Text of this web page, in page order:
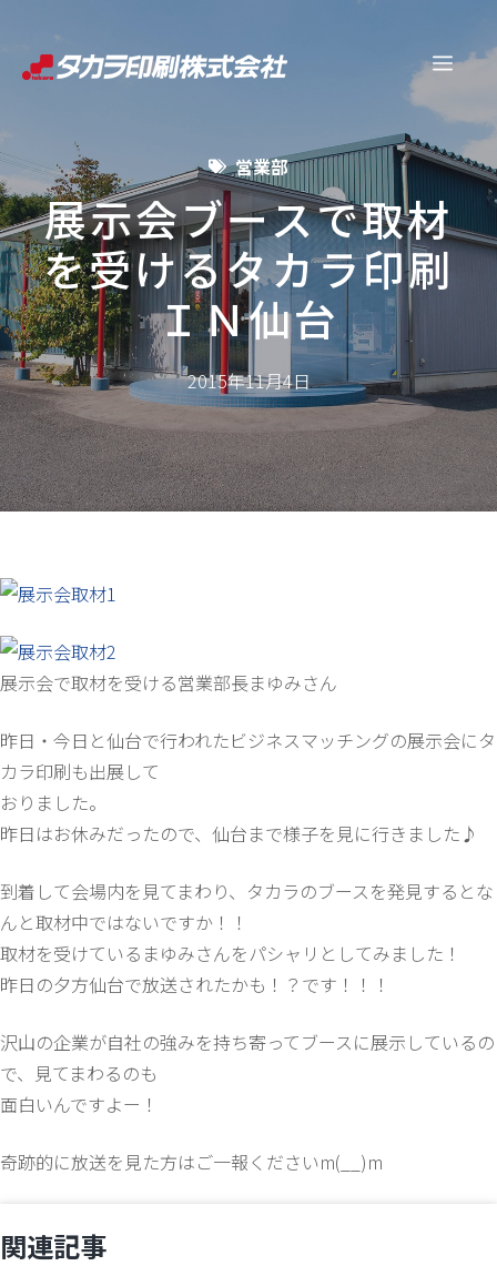
へ
ス
キ
ッ
プ
メ
ニ
ュ
ー
営業部
展示会ブースで取材
を受けるタカラ印刷
ＩＮ仙台
2015年11月4日
展示会で取材を受ける営業部長まゆみさん
昨日・今日と仙台で行われたビジネスマッチングの展示会にタ
カラ印刷も出展して
おりました。
昨日はお休みだったので、仙台まで様子を見に行きました♪
到着して会場内を見てまわり、タカラのブースを発見するとな
んと取材中ではないですか！！
取材を受けているまゆみさんをパシャリとしてみました！
昨日の夕方仙台で放送されたかも！？です！！！
沢山の企業が自社の強みを持ち寄ってブースに展示しているの
で、見てまわるのも
面白いんですよー！
奇跡的に放送を見た方はご一報くださいm(__)m
関連記事